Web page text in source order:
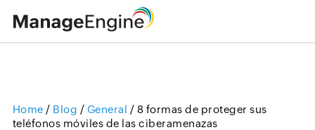
Home / Blog / General / 8 formas de proteger sus
teléfonos móviles de las ciberamenazas
Loading ...